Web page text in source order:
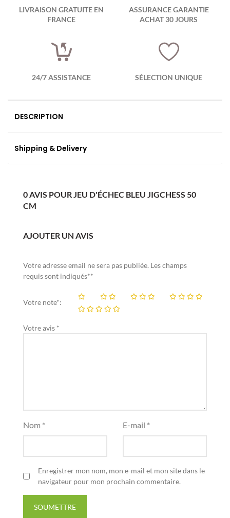
LIVRAISON GRATUITE EN
FRANCE
ASSURANCE GARANTIE
ACHAT 30 JOURS
24/7 ASSISTANCE SÉLECTION UNIQUE
DESCRIPTION
Shipping & Delivery
0 AVIS POUR JEU D'ÉCHEC BLEU JIGCHESS 50
CM
AJOUTER UN AVIS
Votre adresse email ne sera pas publiée. Les champs
requis sont indiqués**
Votre note*:
Votre avis *
Nom * E-mail *
Enregistrer mon nom, mon e-mail et mon site dans le
navigateur pour mon prochain commentaire.
SOUMETTRE